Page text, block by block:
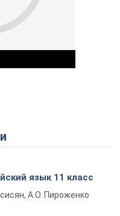
Video
язык 11 класс
А.О. Пироженко